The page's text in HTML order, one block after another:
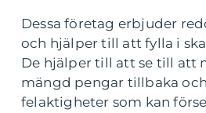
Dessa företag erbjuder
och hjälper till att fylla i
De hjälper till att se till att
mängd pengar tillbaka
felaktigheter som kan